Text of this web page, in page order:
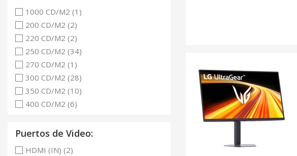
1000 CD/M2 (1)
200 CD/M2 (2)
220 CD/M2 (2)
250 CD/M2 (34)
270 CD/M2 (1)
300 CD/M2 (28)
350 CD/M2 (10)
400 CD/M2 (6)
Puertos de Video:
HDMI (IN) (2)